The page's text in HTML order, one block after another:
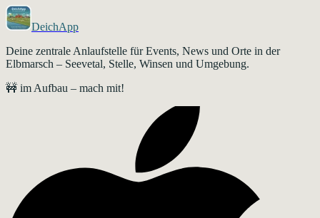
DeichApp
Deine zentrale Anlaufstelle für Events, News und Orte in der
Elbmarsch – Seevetal, Stelle, Winsen und Umgebung.
🚧 im Aufbau – mach mit!